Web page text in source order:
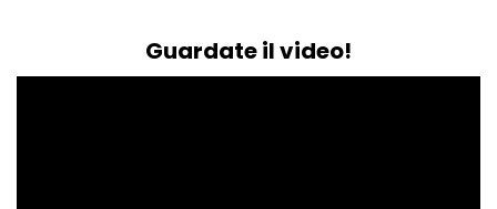
Guardate il video!